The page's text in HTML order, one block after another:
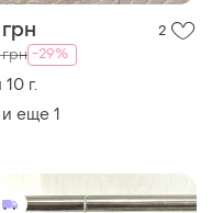
2
-29%
г.
и еще 1